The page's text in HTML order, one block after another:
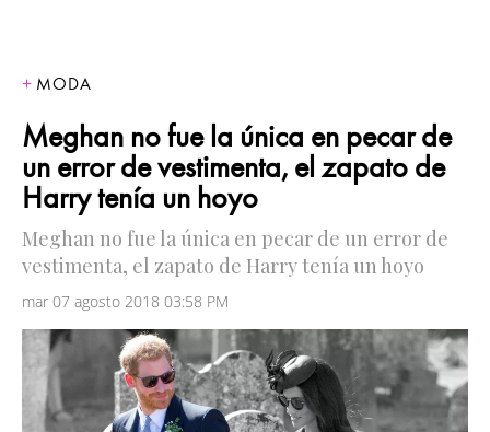
MODA
Meghan no fue la única en pecar de
un error de vestimenta, el zapato de
Harry tenía un hoyo
Meghan no fue la única en pecar de un error de
vestimenta, el zapato de Harry tenía un hoyo
mar 07 agosto 2018 03:58 PM